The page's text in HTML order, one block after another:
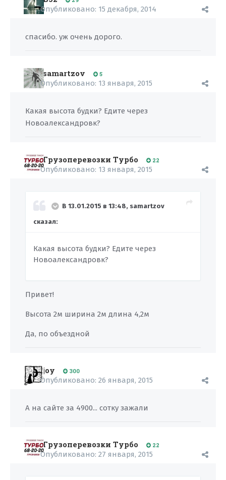
Опубликовано: 15 декабря, 2014
спасибо. уж очень дорого.
samartzov 5
Опубликовано: 13 января, 2015
Какая высота будки? Едите через
Новоалександровк?
Грузоперевозки Турбо 22
Опубликовано: 13 января, 2015
В 13.01.2015 в 13:48, samartzov
сказал:
Какая высота будки? Едите через
Новоалександровк?
Привет!
Высота 2м ширина 2м длина 4,2м
Да, по объездной
joy 300
Опубликовано: 26 января, 2015
А на сайте за 4900... сотку зажали
Грузоперевозки Турбо 22
Опубликовано: 27 января, 2015